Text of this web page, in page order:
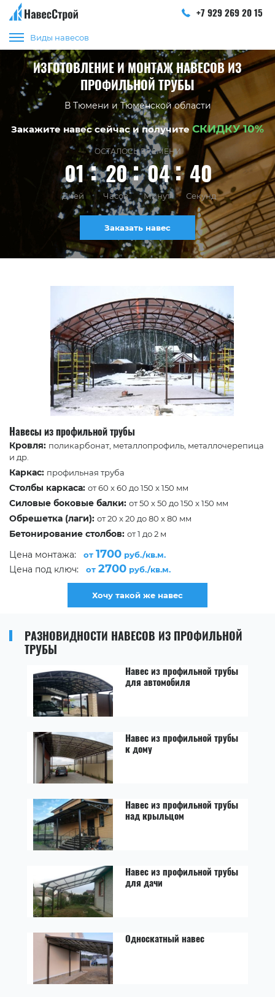
+7 929 269 20 15
Виды навесов
ИЗГОТОВЛЕНИЕ И МОНТАЖ НАВЕСОВ ИЗ
ПРОФИЛЬНОЙ ТРУБЫ
В Тюмени и Тюменской области
Закажите навес сейчас и получите СКИДКУ 10%
ОСТАЛОСЬ ВРЕМЕНИ
01 20 04 40
Дней Часов Минут Секунд
Заказать навес
Навесы из профильной трубы
Кровля: поликарбонат, металлопрофиль, металлочерепица
и др.
Каркас: профильная труба
Столбы каркаса: от 60 x 60 до 150 x 150 мм
Силовые боковые балки: от 50 x 50 до 150 x 150 мм
Обрешетка (лаги): от 20 x 20 до 80 x 80 мм
Бетонирование столбов: от 1 до 2 м
Цена монтажа: от 1700 руб./кв.м.
Цена под ключ: от 2700 руб./кв.м.
Хочу такой же навес
РАЗНОВИДНОСТИ НАВЕСОВ ИЗ ПРОФИЛЬНОЙ
ТРУБЫ
Навес из профильной трубы
для автомобиля
Навес из профильной трубы
к дому
Навес из профильной трубы
над крыльцом
Навес из профильной трубы
для дачи
Односкатный навес